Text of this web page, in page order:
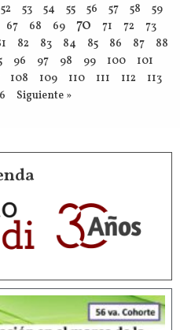
52 53 54 55 56 57 58
59
67 68 69 70 71 72
73
82 83 84 85 86 87
88
96 97 98 99 100
101
108 109 110 111 112
113
Siguiente »